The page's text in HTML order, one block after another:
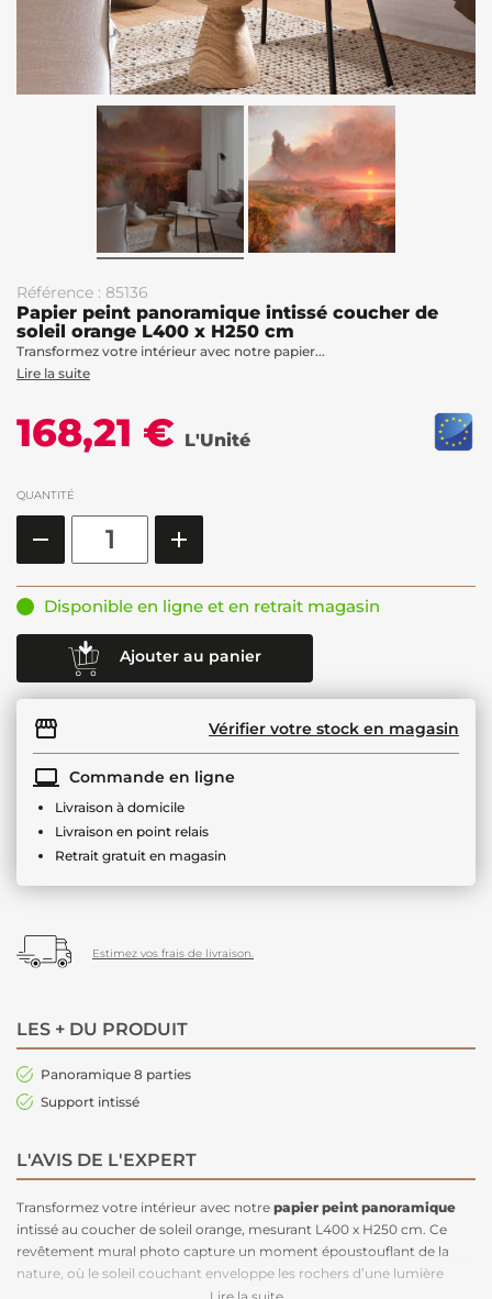
Référence : 85136
Papier peint panoramique intissé coucher de
soleil orange L400 x H250 cm
Transformez votre intérieur avec notre papier...
Lire la suite
168,21 € L'Unité
QUANTITÉ
Disponible en ligne et en retrait magasin
Ajouter au panier
Vérifier votre stock en magasin
Commande en ligne
Livraison à domicile
Livraison en point relais
Retrait gratuit en magasin
Estimez vos frais de livraison.
LES + DU PRODUIT
Panoramique 8 parties
Support intissé
L'AVIS DE L'EXPERT
Transformez votre intérieur avec notre papier peint panoramique
intissé au coucher de soleil orange, mesurant L400 x H250 cm. Ce
revêtement mural photo capture un moment époustouflant de la
nature, où le soleil couchant enveloppe les rochers d’une lumière
dorée, soulignant la puissance des cascades avec éclat. Ajoutez une